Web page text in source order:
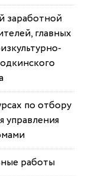
заработной
главных
по отбору
управления
работы